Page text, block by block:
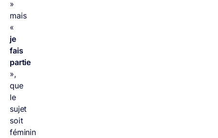
»
mais
«
je
fais
partie
»,
que
le
sujet
soit
féminin